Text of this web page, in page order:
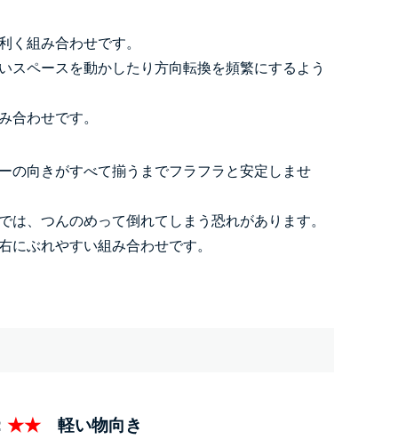
く組み合わせです。
スペースを動かしたり方向転換を頻繁にするよう
合わせです。
の向きがすべて揃うまでフラフラと安定しませ
は、つんのめって倒れてしまう恐れがあります。
にぶれやすい組み合わせです。
★★ 軽い物向き